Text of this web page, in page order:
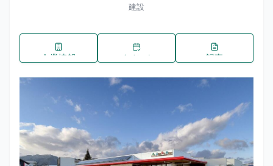
建設
企業情報 イベント 記事